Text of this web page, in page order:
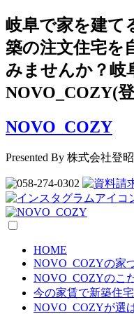
岐阜で家を建て
築の注文住宅を
みませんか？岐
NOVO_COZY(
NOVO_COZY
Presented By 株式会社登
HOME
NOVO_COZYの家
NOVO_COZYのこ
今の家賃で新築住宅
NOVO_COZYが選